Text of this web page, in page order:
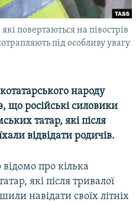
повертаються на півострів
під особливу увагу
народу
що російські силовики
татар, які після
відвідати родичів.
про кілька
які після тривалої
навідати своїх літніх